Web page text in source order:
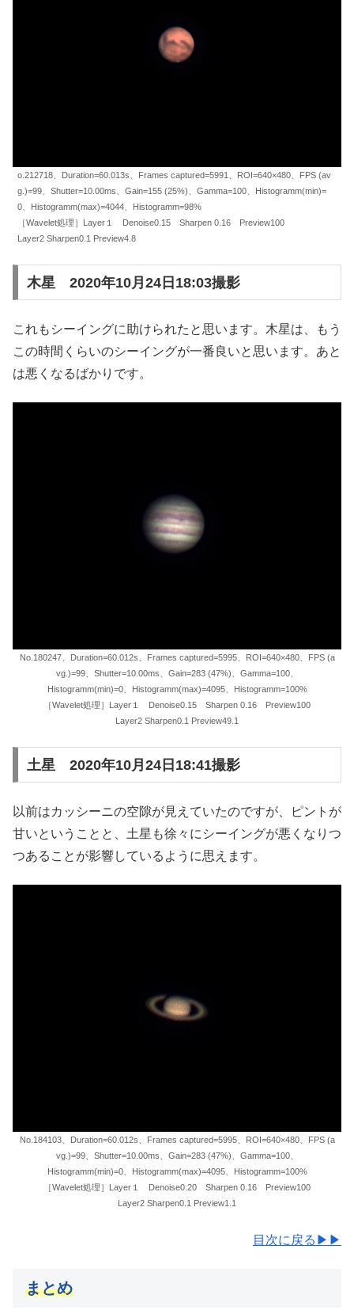
o.212718、Duration=60.013s、Frames captured=5991、ROI=640×480、FPS (av
g.)=99、Shutter=10.00ms、Gain=155 (25%)、Gamma=100、Histogramm(min)=
0、Histogramm(max)=4044、Histogramm=98%
［Wavelet処理］Layer１ Denoise0.15 Sharpen 0.16 Preview100
Layer2 Sharpen0.1 Preview4.8
木星 2020年10月24日18:03撮影
これもシーイングに助けられたと思います。木星は、もう
この時間くらいのシーイングが一番良いと思います。あと
は悪くなるばかりです。
No.180247、Duration=60.012s、Frames captured=5995、ROI=640×480、FPS (a
vg.)=99、Shutter=10.00ms、Gain=283 (47%)、Gamma=100、
Histogramm(min)=0、Histogramm(max)=4095、Histogramm=100%
［Wavelet処理］Layer１ Denoise0.15 Sharpen 0.16 Preview100
Layer2 Sharpen0.1 Preview49.1
土星 2020年10月24日18:41撮影
以前はカッシーニの空隙が見えていたのですが、ピントが
甘いということと、土星も徐々にシーイングが悪くなりつ
つあることが影響しているように思えます。
No.184103、Duration=60.012s、Frames captured=5995、ROI=640×480、FPS (a
vg.)=99、Shutter=10.00ms、Gain=283 (47%)、Gamma=100、
Histogramm(min)=0、Histogramm(max)=4095、Histogramm=100%
［Wavelet処理］Layer１ Denoise0.20 Sharpen 0.16 Preview100
Layer2 Sharpen0.1 Preview1.1
目次に戻る▶▶
まとめ